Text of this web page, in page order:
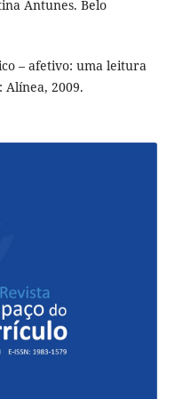
Antunes. Belo
– afetivo: uma leitura
Alínea, 2009.